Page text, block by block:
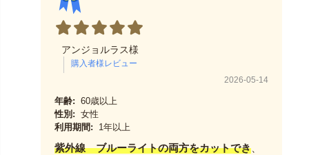
アンジョルラス様
2026-05-14
年齢: 60歳以上
性別: 女性
利用期間:
1年以上
紫外線 ブルーライトの両方をカットでき、